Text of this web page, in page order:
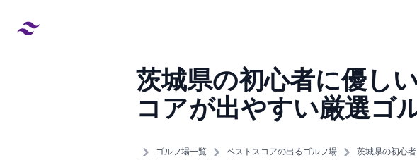
茨城県の初心者に優し
コア が出やすい厳選ゴ
ゴルフ場一覧 ベストスコアの出るゴルフ場 茨城県の初心